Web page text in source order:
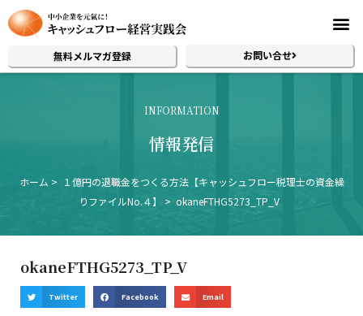
無料メルマガ登録 お問い合せ
INFORMATION
情報発信
ホーム
１億円の退職金をつくる方法【キャッシュフロー税理士の資金繰
りファイルNo.４】
okaneFTHG5273_TP_V
okaneFTHG5273_TP_V
Twitter Facebook Email